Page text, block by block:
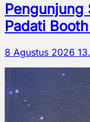
Pengunjung
Padati
8 Agustus 2026